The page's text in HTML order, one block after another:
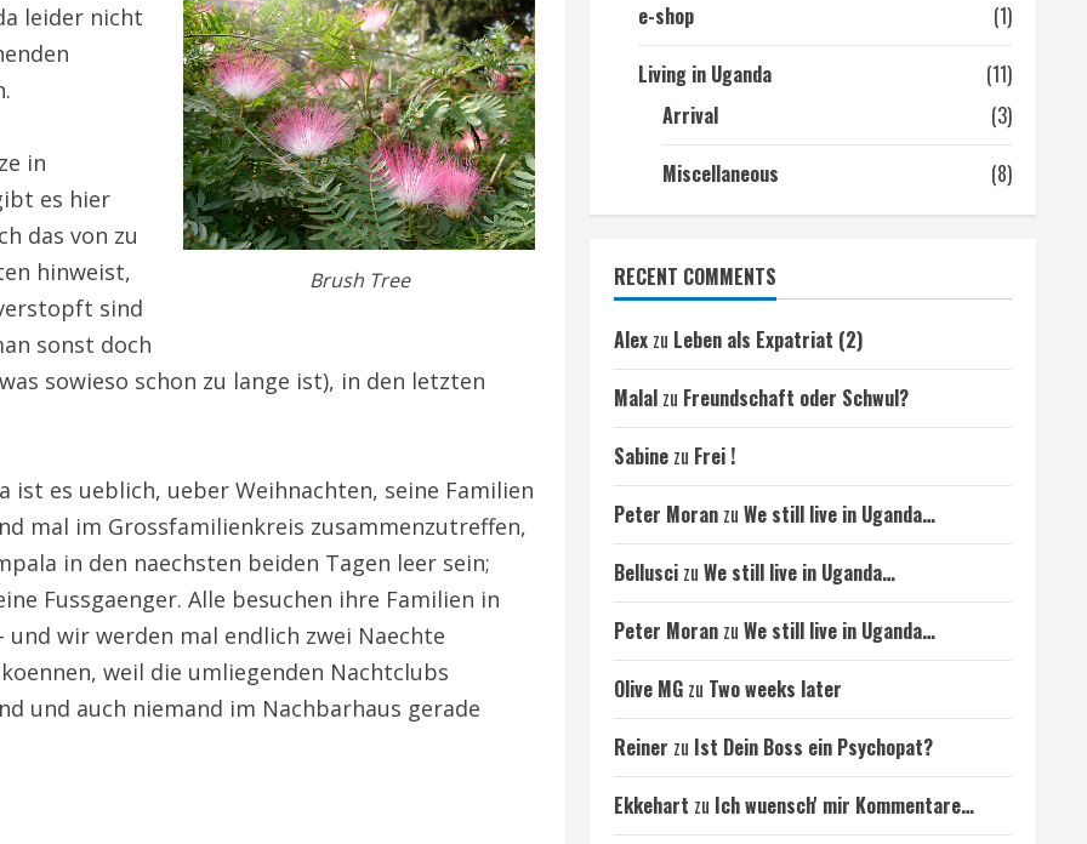
Brush Tree
leider nicht
in
es hier
das von zu
hinweist,
sind
sonst doch
sowieso schon zu lange ist), in den letzten
ist es ueblich, ueber Weihnachten, seine Familien
mal im Grossfamilienkreis zusammenzutreffen,
in den naechsten beiden Tagen leer sein;
Fussgaenger. Alle besuchen ihre Familien in
und wir werden mal endlich zwei Naechte
weil die umliegenden Nachtclubs
und auch niemand im Nachbarhaus gerade
e-shop
(1)
Living in Uganda
(11)
Arrival
(3)
Miscellaneous
(8)
RECENT COMMENTS
Alex zu Leben als Expatriat (2)
Malal zu Freundschaft oder Schwul?
Sabine zu Frei !
Peter Moran zu We still live in Uganda…
Bellusci zu We still live in Uganda…
Peter Moran zu We still live in Uganda…
Olive MG zu Two weeks later
Reiner zu Ist Dein Boss ein Psychopat?
Ekkehart zu Ich wuensch' mir Kommentare…